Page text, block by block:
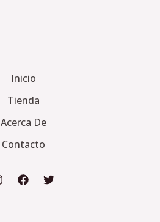
Inicio
Tienda
Acerca De
Contacto